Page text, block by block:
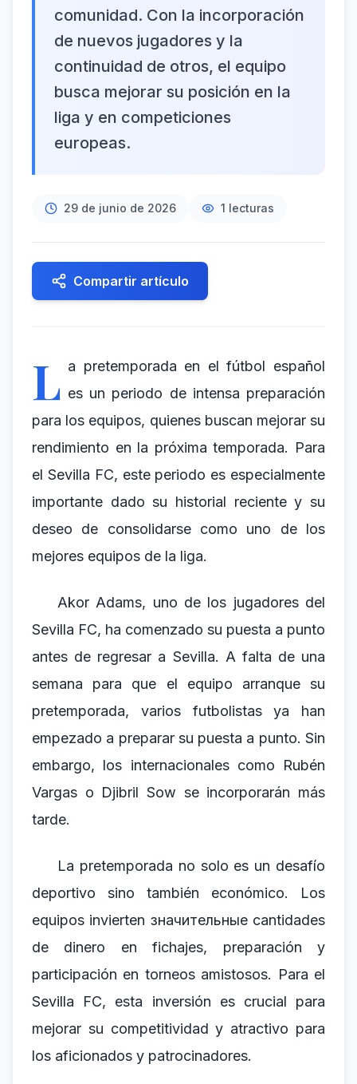
comunidad. Con la incorporación
de nuevos jugadores y la
continuidad de otros, el equipo
busca mejorar su posición en la
liga y en competiciones
europeas.
29 de junio de 2026 1 lecturas
Compartir artículo
L a pretemporada en el fútbol español
es un periodo de intensa preparación
para los equipos, quienes buscan mejorar su
rendimiento en la próxima temporada. Para
el Sevilla FC, este periodo es especialmente
importante dado su historial reciente y su
deseo de consolidarse como uno de los
mejores equipos de la liga.
Akor Adams, uno de los jugadores del
Sevilla FC, ha comenzado su puesta a punto
antes de regresar a Sevilla. A falta de una
semana para que el equipo arranque su
pretemporada, varios futbolistas ya han
empezado a preparar su puesta a punto. Sin
embargo, los internacionales como Rubén
Vargas o Djibril Sow se incorporarán más
tarde.
La pretemporada no solo es un desafío
deportivo sino también económico. Los
equipos invierten значительные cantidades
de dinero en fichajes, preparación y
participación en torneos amistosos. Para el
Sevilla FC, esta inversión es crucial para
mejorar su competitividad y atractivo para
los aficionados y patrocinadores.